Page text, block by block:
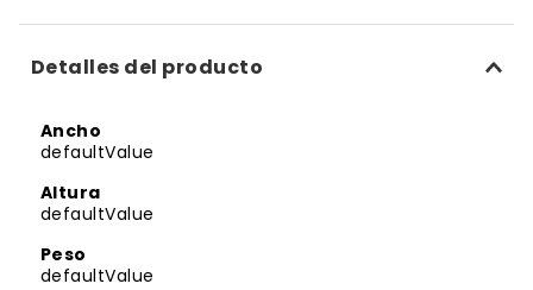
Detalles del producto
Ancho
defaultValue
Altura
defaultValue
Peso
defaultValue